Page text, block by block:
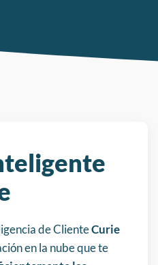
de ClienteCurie
en la nube que te